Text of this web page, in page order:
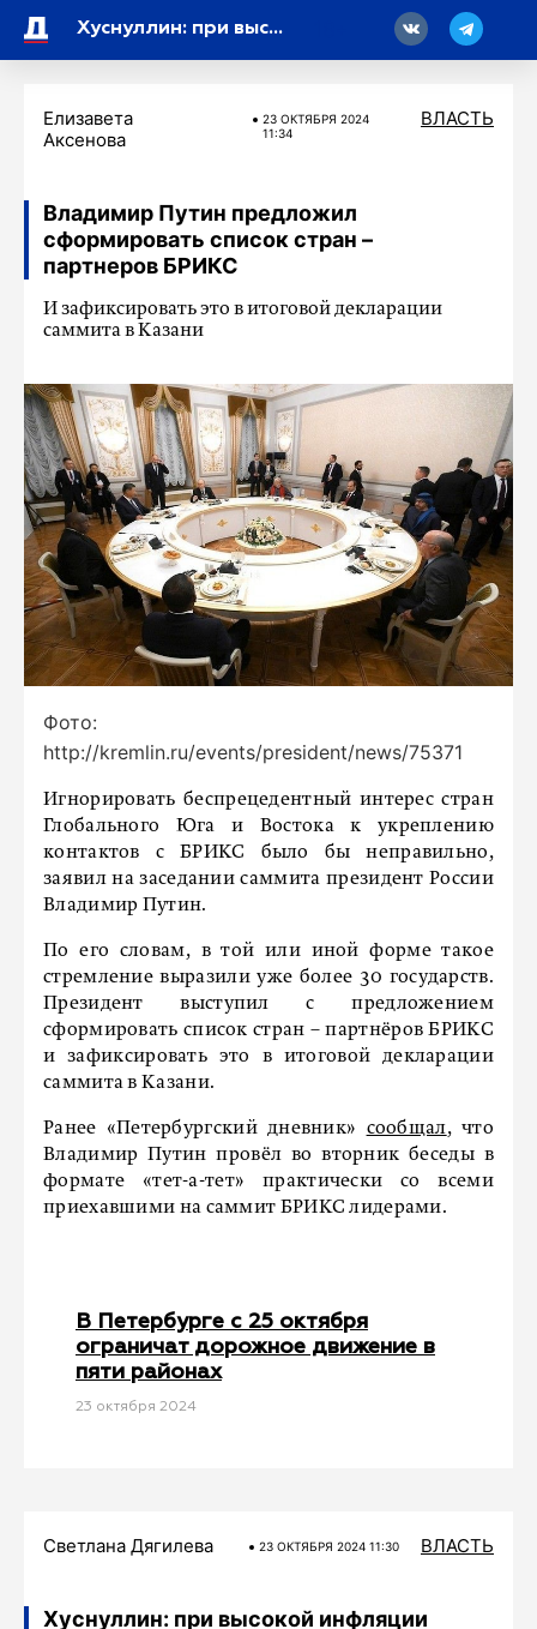
Хуснуллин: при высокой инфляции стимулировать ипотеку не будут
Елизавета
Аксенова
23 ОКТЯБРЯ 2024
11:34
ВЛАСТЬ
Владимир Путин предложил
сформировать список стран –
партнеров БРИКС
И зафиксировать это в итоговой декларации
саммита в Казани
Фото:
http://kremlin.ru/events/president/news/75371
Игнорировать беспрецедентный интерес стран
Глобального Юга и Востока к укреплению
контактов с БРИКС было бы неправильно,
заявил на заседании саммита президент России
Владимир Путин.
По его словам, в той или иной форме такое
стремление выразили уже более 30 государств.
Президент выступил с предложением
сформировать список стран – партнёров БРИКС
и зафиксировать это в итоговой декларации
саммита в Казани.
Ранее «Петербургский дневник» сообщал, что
Владимир Путин провёл во вторник беседы в
формате «тет-а-тет» практически со всеми
приехавшими на саммит БРИКС лидерами.
В Петербурге с 25 октября
ограничат дорожное движение в
пяти районах
23 октября 2024
Светлана Дягилева 23 ОКТЯБРЯ 2024 11:30 ВЛАСТЬ
Хуснуллин: при высокой инфляции